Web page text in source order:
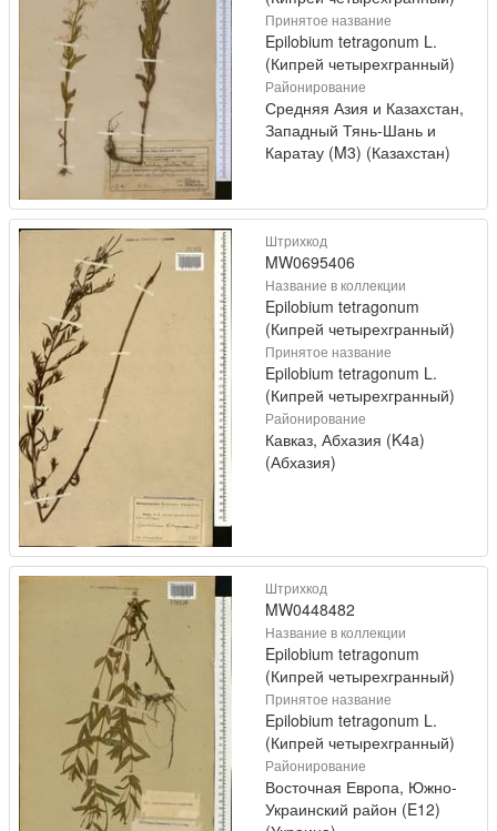
Принятое название
Epilobium tetragonum L.
(Кипрей четырехгранный)
Районирование
Средняя Азия и Казахстан,
Западный Тянь-Шань и
Каратау (M3) (Казахстан)
Штрихкод
MW0695406
Название в коллекции
Epilobium tetragonum
(Кипрей четырехгранный)
Принятое название
Epilobium tetragonum L.
(Кипрей четырехгранный)
Районирование
Кавказ, Абхазия (K4a)
(Абхазия)
Штрихкод
MW0448482
Название в коллекции
Epilobium tetragonum
(Кипрей четырехгранный)
Принятое название
Epilobium tetragonum L.
(Кипрей четырехгранный)
Районирование
Восточная Европа, Южно-
Украинский район (E12)